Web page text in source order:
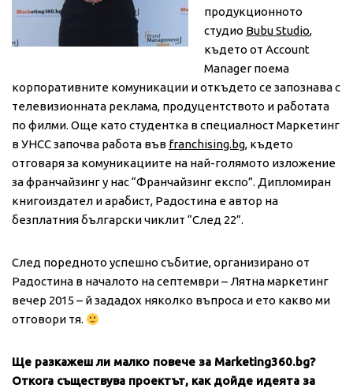
продукционното
студио Bubu Studio,
където от Account
Manager поема
корпоративните комуникации и откъдето се запознава с
телевизионната реклама, продуцентството и работата
по филми. Още като студентка в специалност Маркетинг
в УНСС започва работа във franchising.bg, където
отговаря за комуникациите на най-голямото изложение
за франчайзинг у нас “Франчайзинг експо”. Дипломиран
книгоиздател и арабист, Радостина е автор на
безплатния български чиклит “След 22”.
След поредното успешно събитие, организирано от
Радостина в началото на септември – Лятна маркетинг
вечер 2015 – й зададох няколко въпроса и ето какво ми
отговори тя.
Ще разкажеш ли малко повече за Marketing360.bg?
Откога съществува проектът, как дойде идеята за